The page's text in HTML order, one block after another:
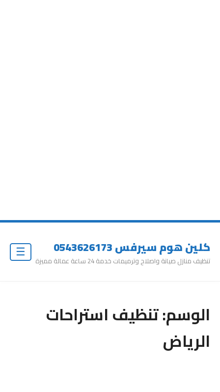
كلين هوم سيرفس 0543626173
تنظيف منازل صيانة واصلاح وترميمات خدمة 24 ساعة عمالة مميزة
الوسم:تنظيف استراحات
الرياض